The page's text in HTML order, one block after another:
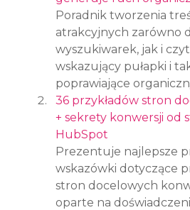
Poradnik tworzenia
atrakcyjnych zarówno
wyszukiwarek, jak i
wskazujący pułapki i
poprawiające
36 przykładów stron
+ sekrety konwersji od
HubSpot
Prezentuje najlepsze
wskazówki dotyczące
stron docelowych
oparte na